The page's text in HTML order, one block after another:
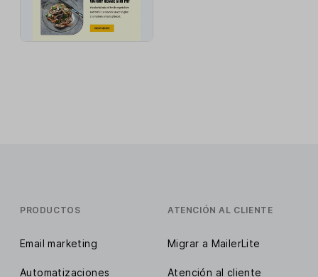
PRODUCTOS
Email marketing
Automatizaciones
ATENCIÓN AL CLIENTE
Migrar a MailerLite
Atención al cliente